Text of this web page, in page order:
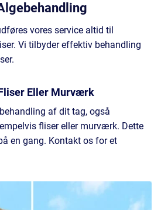
vores service altid til
Vi tilbyder effektiv behandling
Eller Murværk
af dit tag, også
fliser eller murværk. Dette
en gang. Kontakt os for et